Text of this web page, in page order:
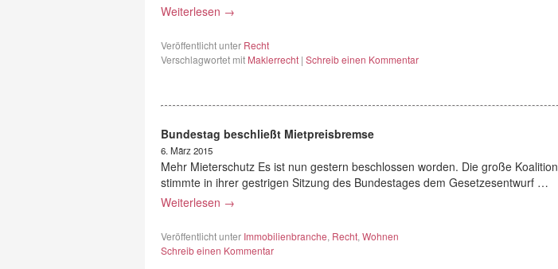
Weiterlesen →
Veröffentlicht unter Recht
Verschlagwortet mit Maklerrecht | Schreib einen Kommentar
Bundestag beschließt Mietpreisbremse
6. März 2015
Mehr Mieterschutz Es ist nun gestern beschlossen worden. Die große Koalition
stimmte in ihrer gestrigen Sitzung des Bundestages dem Gesetzesentwurf …
Weiterlesen →
Veröffentlicht unter Immobilienbranche, Recht, Wohnen
Schreib einen Kommentar